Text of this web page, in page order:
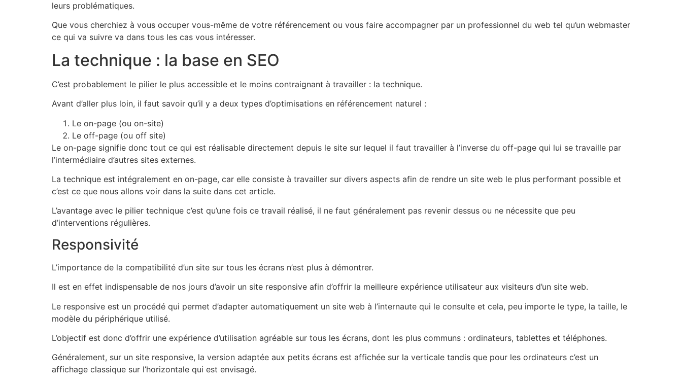
leurs problématiques.
Que vous cherchiez à vous occuper vous-même de votre référencement ou vous faire accompagner par un professionnel du web tel qu’un webmaster
ce qui va suivre va dans tous les cas vous intéresser.
La technique : la base en SEO
C’est probablement le pilier le plus accessible et le moins contraignant à travailler : la technique.
Avant d’aller plus loin, il faut savoir qu’il y a deux types d’optimisations en référencement naturel :
Le on-page (ou on-site)
Le off-page (ou off site)
Le on-page signifie donc tout ce qui est réalisable directement depuis le site sur lequel il faut travailler à l’inverse du off-page qui lui se travaille par
l’intermédiaire d’autres sites externes.
La technique est intégralement en on-page, car elle consiste à travailler sur divers aspects afin de rendre un site web le plus performant possible et
c’est ce que nous allons voir dans la suite dans cet article.
L’avantage avec le pilier technique c’est qu’une fois ce travail réalisé, il ne faut généralement pas revenir dessus ou ne nécessite que peu
d’interventions régulières.
Responsivité
L’importance de la compatibilité d’un site sur tous les écrans n’est plus à démontrer.
Il est en effet indispensable de nos jours d’avoir un site responsive afin d’offrir la meilleure expérience utilisateur aux visiteurs d’un site web.
Le responsive est un procédé qui permet d’adapter automatiquement un site web à l’internaute qui le consulte et cela, peu importe le type, la taille, le
modèle du périphérique utilisé.
L’objectif est donc d’offrir une expérience d’utilisation agréable sur tous les écrans, dont les plus communs : ordinateurs, tablettes et téléphones.
Généralement, sur un site responsive, la version adaptée aux petits écrans est affichée sur la verticale tandis que pour les ordinateurs c’est un
affichage classique sur l’horizontale qui est envisagé.